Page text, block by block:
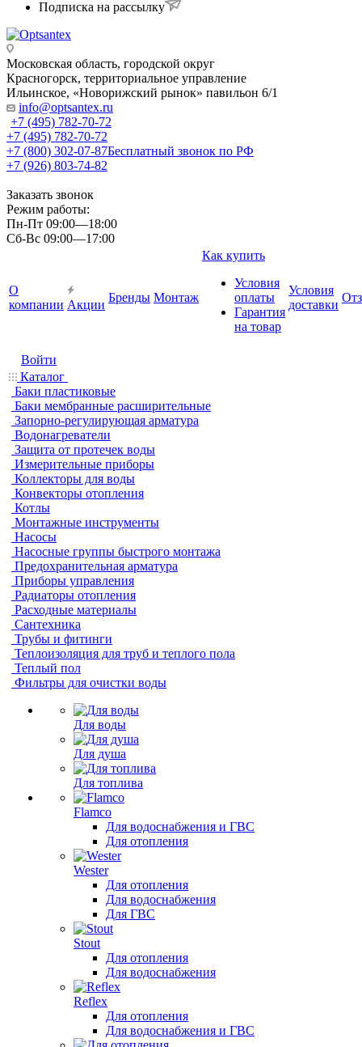
Подписка на рассылку
Московская область, городской округ
Красногорск, территориальное управление
Ильинское, «Новорижский рынок» павильон 6/1
info@optsantex.ru
+7 (495) 782-70-72
+7 (495) 782-70-72
+7 (800) 302-07-87Бесплатный звонок по РФ
+7 (926) 803-74-82
Заказать звонок
Режим работы:
Пн-Пт 09:00—18:00
Сб-Вс 09:00—17:00
О
компании Акции
Бренды Монтаж
Как купить
Условия
оплаты
Гарантия
на товар
Условия
доставки
Войти
Каталог
Баки пластиковые
Баки мембранные расширительные
Запорно-регулирующая арматура
Водонагреватели
Защита от протечек воды
Измерительные приборы
Коллекторы для воды
Конвекторы отопления
Котлы
Монтажные инструменты
Насосы
Насосные группы быстрого монтажа
Предохранительная арматура
Приборы управления
Радиаторы отопления
Расходные материалы
Сантехника
Трубы и фитинги
Теплоизоляция для труб и теплого пола
Теплый пол
Фильтры для очистки воды
Для воды
Для душа
Для топлива
Flamco
Для водоснабжения и ГВС
Для отопления
Wester
Для отопления
Для водоснабжения
Для ГВС
Stout
Для отопления
Для водоснабжения
Reflex
Для отопления
Для водоснабжения и ГВС